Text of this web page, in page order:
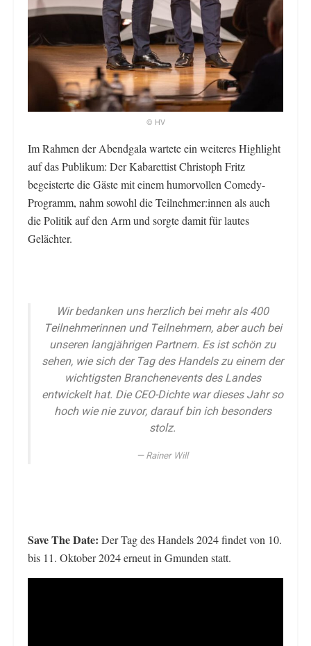
© HV
Im Rahmen der Abendgala wartete ein weiteres Highlight
auf das Publikum: Der Kabarettist Christoph Fritz
begeisterte die Gäste mit einem humorvollen Comedy-
Programm, nahm sowohl die Teilnehmer:innen als auch
die Politik auf den Arm und sorgte damit für lautes
Gelächter.
Wir bedanken uns herzlich bei mehr als 400
Teilnehmerinnen und Teilnehmern, aber auch bei
unseren langjährigen Partnern. Es ist schön zu
sehen, wie sich der Tag des Handels zu einem der
wichtigsten Branchenevents des Landes
entwickelt hat. Die CEO-Dichte war dieses Jahr so
hoch wie nie zuvor, darauf bin ich besonders
stolz.
Rainer Will
Save The Date: Der Tag des Handels 2024 findet von 10.
bis 11. Oktober 2024 erneut in Gmunden statt.